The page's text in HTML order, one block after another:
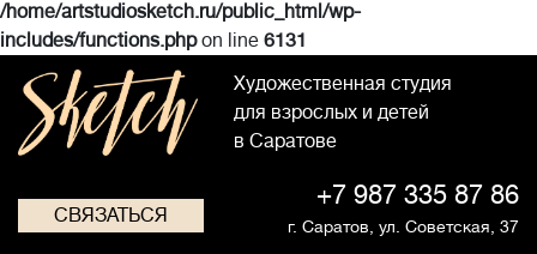
/home/artstudiosketch.ru/public_html/wp-
includes/functions.phpon line 6131
Художественная студия
для взрослых и детей
в Саратове
СВЯЗАТЬСЯ
+7 987 335 87 86
г. Саратов, ул. Советская, 37